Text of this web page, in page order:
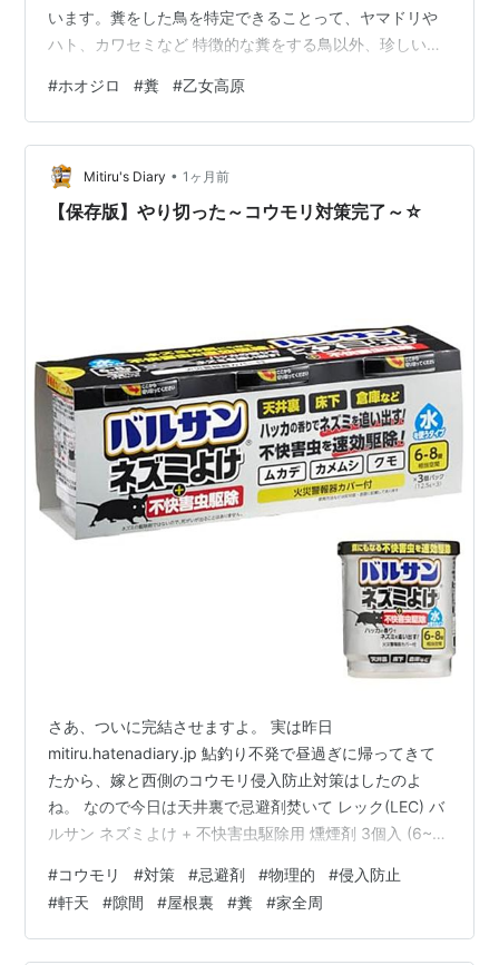
います。糞をした鳥を特定できることって、ヤマドリや
ハト、カワセミなど 特徴的な糞をする鳥以外、珍しいと
#ホオジロ #糞 #乙女高原
Mitiru's Diary • 1ヶ月前
【保存版】やり切った～コウモリ対策完了～☆
さあ、ついに完結させますよ。 実は昨日
mitiru.hatenadiary.jp 鮎釣り不発で昼過ぎに帰ってきて
たから、嫁と西側のコウモリ侵入防止対策はしたのよ
ね。 なので今日は天井裏で忌避剤焚いて レック(LEC) バ
ルサン ネズミよけ + 不快害虫駆除用 燻煙剤 3個入 (6~8
リン配合 バルサン Amazon ↑これね 少し放置して屋根
裏に居たら追い出してから本丸の西側を塞ぐ予定。 屋根
裏はウンコで汚れまくってる事を想定し ヘッドライト、
#コウモリ #対策 #忌避剤 #物理的 #侵入防止
#軒天 #隙間 #屋根裏 #糞 #家全周